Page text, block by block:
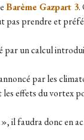
Barème Gazpart 3.
prendre et
un calcul
par les
effets du vortex
il faudra donc en